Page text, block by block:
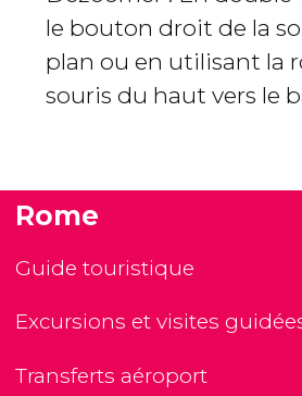
le bouton droit de la
plan ou en utilisant la
souris du haut vers le
Rome
Guide touristique
Excursions et visites
Transferts aéroport